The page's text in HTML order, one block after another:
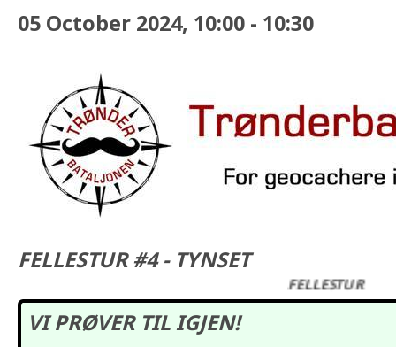
05 October 2024, 10:00 - 10:30
FELLESTUR #4 - TYNSET
FELLESTUR
VI PRØVER TIL IGJEN!